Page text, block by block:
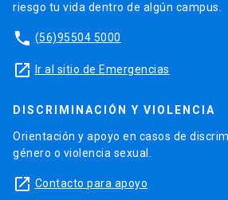
riesgo tu vida dentro de algún campus.
phone (56)95504 5000
launch Ir al sitio de Emergencias
DISCRIMINACIÓN Y VIOLENCIA
Orientación y apoyo en casos de
género o violencia sexual.
launch Contacto para apoyo